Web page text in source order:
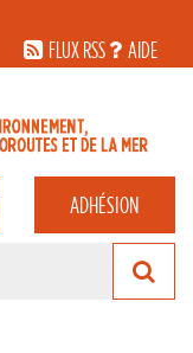
FLUX RSS
AIDE
ADHÉSION